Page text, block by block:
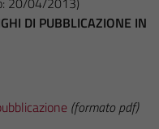
DI PUBBLICAZIONE IN
(formato pdf)